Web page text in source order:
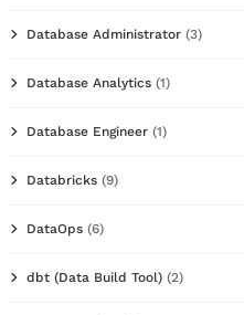
Database Administrator (3)
Database Analytics (1)
Database Engineer (1)
Databricks (9)
DataOps (6)
dbt (Data Build Tool) (2)